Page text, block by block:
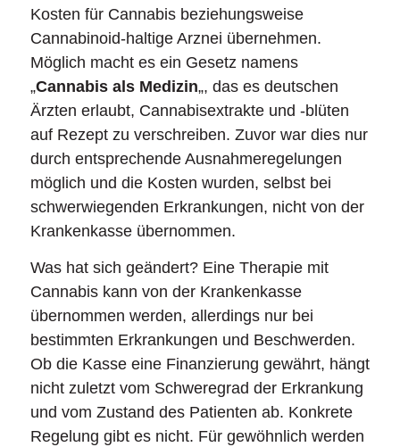
Kosten für Cannabis beziehungsweise
Cannabinoid-haltige Arznei übernehmen.
Möglich macht es ein Gesetz namens
„Cannabis als Medizin„, das es deutschen
Ärzten erlaubt, Cannabisextrakte und -blüten
auf Rezept zu verschreiben. Zuvor war dies nur
durch entsprechende Ausnahmeregelungen
möglich und die Kosten wurden, selbst bei
schwerwiegenden Erkrankungen, nicht von der
Krankenkasse übernommen.
Was hat sich geändert? Eine Therapie mit
Cannabis kann von der Krankenkasse
übernommen werden, allerdings nur bei
bestimmten Erkrankungen und Beschwerden.
Ob die Kasse eine Finanzierung gewährt, hängt
nicht zuletzt vom Schweregrad der Erkrankung
und vom Zustand des Patienten ab. Konkrete
Regelung gibt es nicht. Für gewöhnlich werden